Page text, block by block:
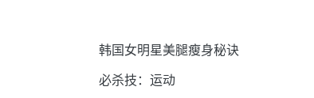
韩国女明星美腿瘦身秘诀
必杀技：运动